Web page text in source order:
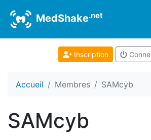
MedShake.net
Inscription
Accueil Membres SAMcyb
SAMcyb